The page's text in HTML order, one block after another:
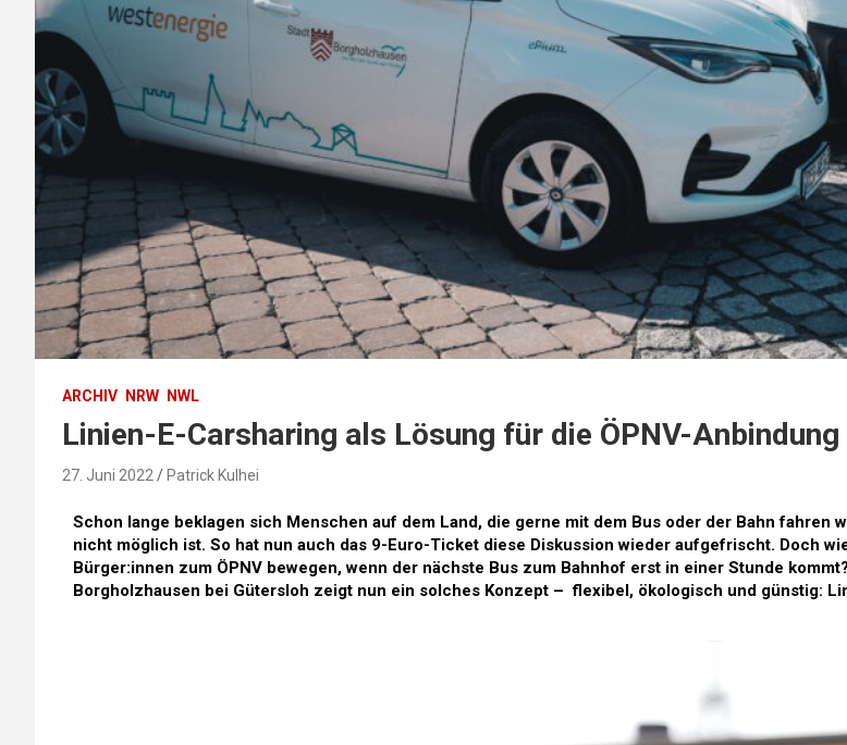
ARCHIV NRW NWL
Linien-E-Carsharing als Lösung für die ÖPNV-Anbindung
27. Juni 2022 Patrick Kulhei
Schon lange beklagen sich Menschen auf dem Land, die gerne mit dem Bus oder der Bahn fahren
nicht möglich ist. So hat nun auch das 9-Euro-Ticket diese Diskussion wieder aufgefrischt. Doch
Bürger:innen zum ÖPNV bewegen, wenn der nächste Bus zum Bahnhof erst in einer Stunde
Borgholzhausen bei Gütersloh zeigt nun ein solches Konzept – flexibel, ökologisch und günstig: